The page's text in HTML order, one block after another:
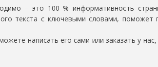
– это 100 % информативность
текста с ключевыми словами,
написать его сами или заказать у